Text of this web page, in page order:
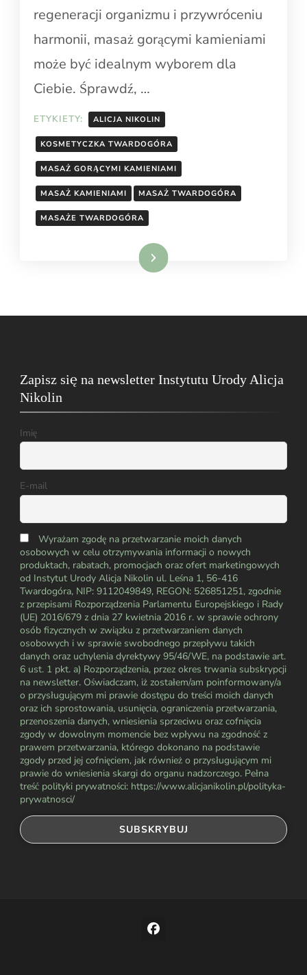
regeneracji organizmu i przywróceniu
harmonii, masaż gorącymi kamieniami
może być idealnym wyborem dla
Ciebie. Śprawdź, …
ETYKIETY: ALICJA NIKOLIN
KOSMETYCZKA TWARDOGÓRA
MASAŻ GORĄCYMI KAMIENIAMI
MASAŻ KAMIENIAMI MASAŻ TWARDOGÓRA
MASAŻE TWARDOGÓRA
Dowiedz się więcej
Zapisz się na newsletter Instytutu Urody Alicja
Nikolin
Imię
E-mail
Wyrażam zgodę na przetwarzanie moich danych
osobowych w celu otrzymywania informacji o nowych
produktach, rabatach, promocjach oraz ofert marketingowych
od Instytut Urody Alicja Nikolin ul. Leśna 1, 56-416
Twardogóra, NIP: 9112049849, REGON: 526851251, zgodnie
z przepisami Rozporządzenia Parlamentu Europejskiego i Rady
(UE) 2016/679 z dnia 27 kwietnia 2016 r. w sprawie ochrony
osób fizycznych w związku z przetwarzaniem danych
osobowych i w sprawie swobodnego przepływu takich
danych oraz uchylenia dyrektywy 95/46/WE, na podstawie art.
6 ust. 1 pkt. a) Rozporządzenia, przez okres trwania subskrypcji
na newsletter. Oświadczam, iż zostałem/am poinformowany/a
o przysługującym mi prawie dostępu do treści moich danych
oraz ich sprostowania, usunięcia, ograniczenia przetwarzania,
przenoszenia danych, wniesienia sprzeciwu oraz cofnięcia
zgody w dowolnym momencie bez wpływu na zgodność z
prawem przetwarzania, którego dokonano na podstawie
zgody przed jej cofnięciem, jak również o przysługującym mi
prawie do wniesienia skargi do organu nadzorczego. Pełna
treść polityki prywatności: https://www.alicjanikolin.pl/polityka-
prywatnosci/